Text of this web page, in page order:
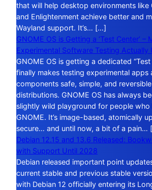
that will help desktop environments like
and Enlightenment achieve better and
Wayland support. It’s… […]
GNOME OS is Getting a ‘Test Center’ –
Experimental Software Testing Actually
GNOME OS is getting a dedicated
finally makes testing experimental apps
components safe, simple, and
distributions. GNOME OS has always
slightly wild playground for people who
GNOME. It’s image-based, atomically
secure… and until now, a bit of a pain…
Debian 12.15 and 13.6 Released:
with Support Until 2028
Debian released important point
current stable and previous stable
with Debian 12 officially entering its